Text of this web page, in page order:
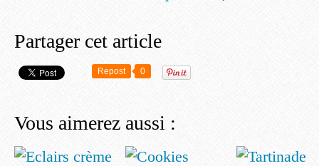
Partager cet article
Repost 0
Vous aimerez aussi :